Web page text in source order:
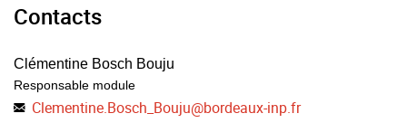
Contacts
Clémentine Bosch Bouju
Responsable module
Clementine.Bosch_Bouju@bordeaux-inp.fr